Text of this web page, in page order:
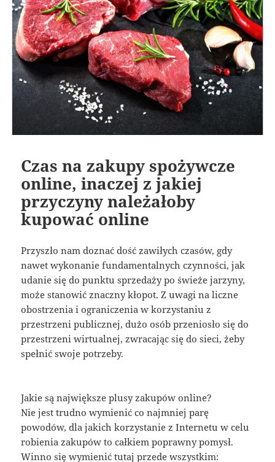
Czas na zakupy spożywcze
online, inaczej z jakiej
przyczyny należałoby
kupować online
Przyszło nam doznać dość zawiłych czasów, gdy
nawet wykonanie fundamentalnych czynności, jak
udanie się do punktu sprzedaży po świeże jarzyny,
może stanowić znaczny kłopot. Z uwagi na liczne
obostrzenia i ograniczenia w korzystaniu z
przestrzeni publicznej, dużo osób przeniosło się do
przestrzeni wirtualnej, zwracając się do sieci, żeby
spełnić swoje potrzeby.
Jakie są największe plusy zakupów online?
Nie jest trudno wymienić co najmniej parę
powodów, dla jakich korzystanie z Internetu w celu
robienia zakupów to całkiem poprawny pomysł.
Winno się wymienić tutaj przede wszystkim: